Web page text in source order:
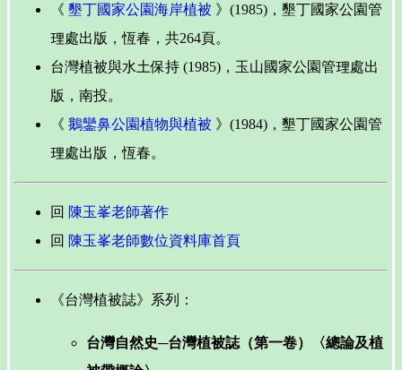
《 墾丁國家公園海岸植被 》(1985)，墾丁國家公園管
理處出版，恆春，共264頁。
台灣植被與水土保持 (1985)，玉山國家公園管理處出
版，南投。
《 鵝鑾鼻公園植物與植被 》(1984)，墾丁國家公園管
理處出版，恆春。
回 陳玉峯老師著作
回 陳玉峯老師數位資料庫首頁
《台灣植被誌》系列：
台灣自然史─台灣植被誌（第一卷）〈總論及植